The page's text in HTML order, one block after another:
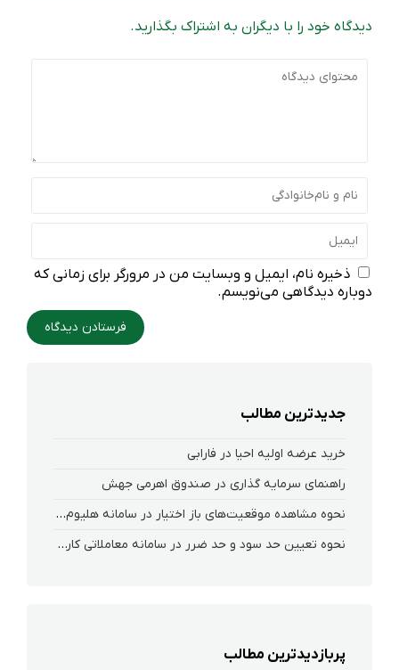
دیدگاه خود را با دیگران به اشتراک بگذارید.
ذخیره نام، ایمیل و وبسایت من در مرورگر برای زمانی که
دوباره دیدگاهی می‌نویسم.
جدیدترین مطالب
خرید عرضه اولیه احیا در فارابی
راهنمای سرمایه گذاری در صندوق اهرمی جهش
نحوه‌ مشاهده‌ موقعیت‌های باز اختیار در سامانه هلیوم و نکست
نحوه تعیین حد سود و حد ضرر در سامانه معاملاتی کارگزاری فارابی
پربازدیدترین مطالب